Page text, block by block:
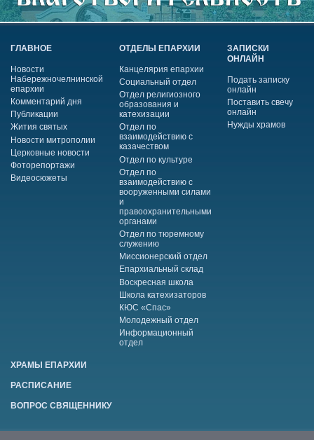
ГЛАВНОЕ
Новости
Набережночелнинской
епархии
Комментарий дня
Публикации
Жития святых
Новости митрополии
Церковные новости
Фоторепортажи
Видеосюжеты
ОТДЕЛЫ ЕПАРХИИ
Канцелярия епархии
Социальный отдел
Отдел религиозного
образования и
катехизации
Отдел по
взаимодействию с
казачеством
Отдел по культуре
Отдел по
взаимодействию с
вооруженными силами
и
правоохранительными
органами
Отдел по тюремному
служению
Миссионерский отдел
Епархиальный склад
Воскресная школа
Школа катехизаторов
КЮС «Спас»
Молодежный отдел
Информационный
отдел
ЗАПИСКИ
ОНЛАЙН
Подать записку
онлайн
Поставить свечу
онлайн
Нужды храмов
ХРАМЫ ЕПАРХИИ
РАСПИСАНИЕ
ВОПРОС СВЯЩЕННИКУ